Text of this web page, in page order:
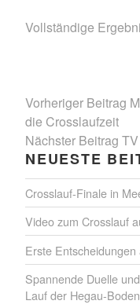
Vollständige
Vorheriger Beitrag
die Crosslaufzeit
Nächster Beitrag
NEUESTE
Crosslauf-Finale in
Video zum Crosslauf
Erste
Spannende Duelle
Lauf der Hegau-